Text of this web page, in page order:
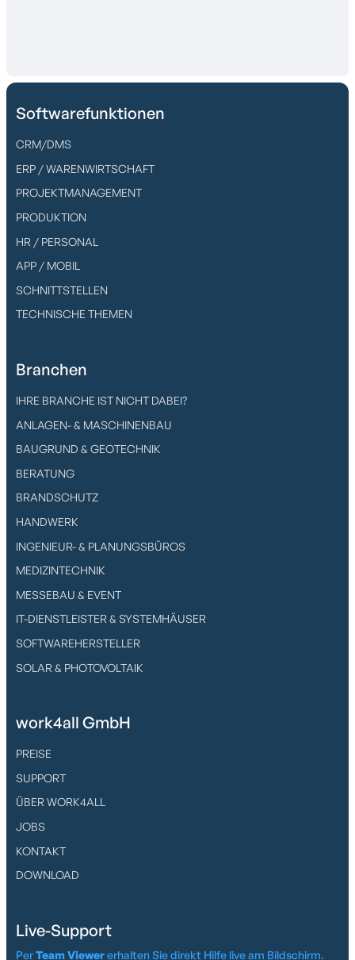
Softwarefunktionen
CRM/DMS
ERP / WARENWIRTSCHAFT
PROJEKTMANAGEMENT
PRODUKTION
HR / PERSONAL
APP / MOBIL
SCHNITTSTELLEN
TECHNISCHE THEMEN
Branchen
IHRE BRANCHE IST NICHT DABEI?
ANLAGEN- & MASCHINENBAU
BAUGRUND & GEOTECHNIK
BERATUNG
BRANDSCHUTZ
HANDWERK
INGENIEUR- & PLANUNGSBÜROS
MEDIZINTECHNIK
MESSEBAU & EVENT
IT-DIENSTLEISTER & SYSTEMHÄUSER
SOFTWAREHERSTELLER
SOLAR & PHOTOVOLTAIK
work4all GmbH
PREISE
SUPPORT
ÜBER WORK4ALL
JOBS
KONTAKT
DOWNLOAD
Live-Support
PerTeam Viewererhalten Sie direkt Hilfe live am Bildschirm.